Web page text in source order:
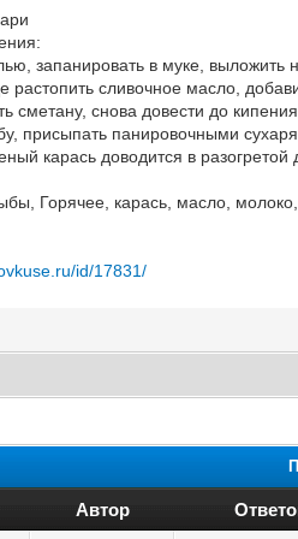
запанировать в муке, выложить
растопить сливочное масло,
сметану, снова довести до кипения.
присыпать панировочными
карась доводится в
Горячее, карась, масло,
id/17831/
Автор